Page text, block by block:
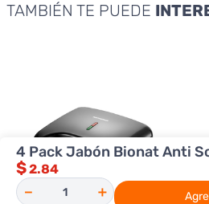
TAMBIÉN TE PUEDE
4 Pack Jabón Bionat Anti
$2.84
＋
－